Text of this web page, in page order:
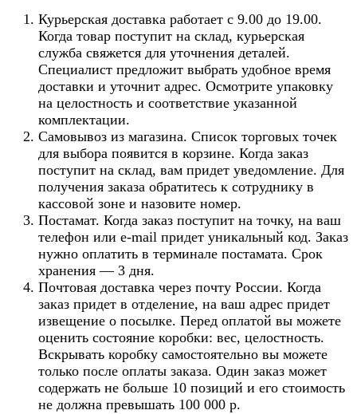
Курьерская доставка работает с 9.00 до 19.00.
Когда товар поступит на склад, курьерская
служба свяжется для уточнения деталей.
Специалист предложит выбрать удобное время
доставки и уточнит адрес. Осмотрите упаковку
на целостность и соответствие указанной
комплектации.
Самовывоз из магазина. Список торговых точек
для выбора появится в корзине. Когда заказ
поступит на склад, вам придет уведомление. Для
получения заказа обратитесь к сотруднику в
кассовой зоне и назовите номер.
Постамат. Когда заказ поступит на точку, на ваш
телефон или e-mail придет уникальный код. Заказ
нужно оплатить в терминале постамата. Срок
хранения — 3 дня.
Почтовая доставка через почту России. Когда
заказ придет в отделение, на ваш адрес придет
извещение о посылке. Перед оплатой вы можете
оценить состояние коробки: вес, целостность.
Вскрывать коробку самостоятельно вы можете
только после оплаты заказа. Один заказ может
содержать не больше 10 позиций и его стоимость
не должна превышать 100 000 р.